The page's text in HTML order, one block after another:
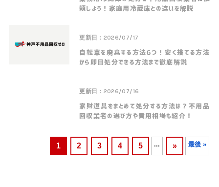
頼しよう！家庭用冷蔵庫との違いを解説
更新日：2026/07/17
自転車を廃棄する方法6つ！安く捨てる方法
から即日処分できる方法まで徹底解説
更新日：2026/07/16
家財道具をまとめて処分する方法は？不用品
回収業者の選び方や費用相場も紹介！
1 2 3 4 5 ... » 最後 »